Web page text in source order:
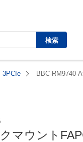
検索
3PCIe BBC-RM9740-
マウント